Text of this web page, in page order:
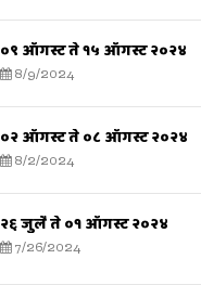
०९ ऑगस्ट ते १५ ऑगस्ट २०२४
8/9/2024
०२ ऑगस्ट ते ०८ ऑगस्ट २०२४
8/2/2024
२६ जुलै ते ०१ ऑगस्ट २०२४
7/26/2024